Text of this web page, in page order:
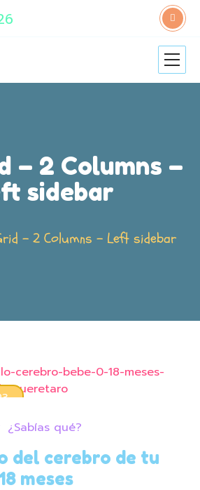
– 2 Columns –
sidebar
– 2 Columns – Left sidebar
¿Sabías qué?
del cerebro de tu
meses